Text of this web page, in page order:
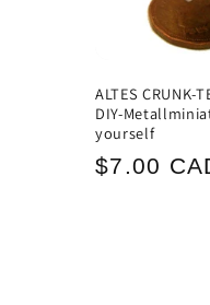
ALTES
DIY-
yourself
Normaler
$7.00